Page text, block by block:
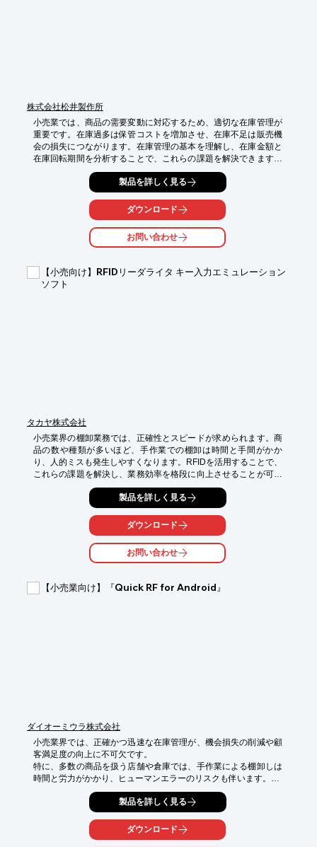
株式会社松井製作所
小売業では、商品の需要変動に対応するため、適切な在庫管理が
重要です。在庫過多は保管コストを増加させ、在庫不足は販売機
会の損失につながります。在庫管理の基本を理解し、在庫金額と
在庫回転期間を分析することで、これらの課題を解決できます。
この動画では、在庫管理の基本として、在庫金額と在庫回転期間
によって在庫の現状分析をする方法を解説します！
【活用シーン】
・商品の発注業務
・在庫管理の見直し
・在庫金額の削減
・在庫の適正化
・機会損失の削減
製品を詳しく見る
ダウンロード
お問い合わせ
【小売向け】RFIDリーダライタ キー入力エミュレーション
ソフト
タカヤ株式会社
小売業界の棚卸業務では、正確性とスピードが求められます。商
品の数や種類が多いほど、手作業での棚卸は時間と手間がかか
り、人的ミスも発生しやすくなります。RFIDを活用することで、
これらの課題を解決し、業務効率を格段に向上させることが可能
です。当社のRFIDリーダライタ キー入力エミュレーションソフ
トは、RFIDで読み取ったデータを既存の表計算ソフトに直接入力
できるため、特別なシステム開発は不要です。
【活用シーン】
・店舗での商品棚卸
・倉庫での在庫管理
【導入の効果】
製品を詳しく見る
ダウンロード
お問い合わせ
【小売業向け】『Quick RF for Android』
ダイオーミウラ株式会社
小売業界では、正確かつ迅速な在庫管理が、機会損失の削減や顧
客満足度の向上に不可欠です。
特に、多数の商品を扱う店舗や倉庫では、手作業による棚卸しは
時間と労力がかかり、ヒューマンエラーのリスクも伴います。
正確な在庫把握は、欠品防止や過剰在庫の抑制に繋がり、経営効
率の改善に貢献します。
RFID読取用アプリ『Quick RF for Android』は、これらの課題に
対し、RFIDタグを一括で読み取ることで、在庫管理業務を効率化
製品を詳しく見る
ダウンロード